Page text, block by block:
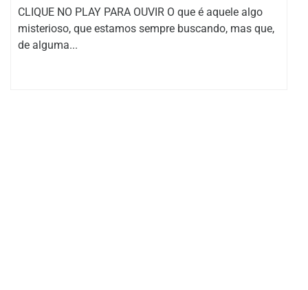
CLIQUE NO PLAY PARA OUVIR O que é aquele algo
misterioso, que estamos sempre buscando, mas que,
de alguma...